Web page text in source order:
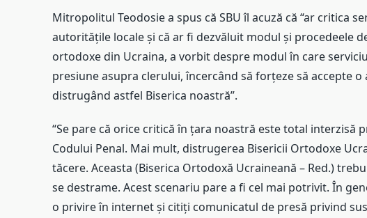
Mitropolitul Teodosie a spus că SBU îl acuză că “ar critica
autoritățile locale și că ar fi dezvăluit modul și procedeele
ortodoxe din Ucraina, a vorbit despre modul în care
presiune asupra clerului, încercând să forțeze să accepte o
distrugând astfel Biserica noastră”.
“Se pare că orice critică în țara noastră este total interzisă
Codului Penal. Mai mult, distrugerea Bisericii Ortodoxe
tăcere. Aceasta (Biserica Ortodoxă Ucraineană – Red.)
se destrame. Acest scenariu pare a fi cel mai potrivit. În
o privire în internet și citiți comunicatul de presă privind